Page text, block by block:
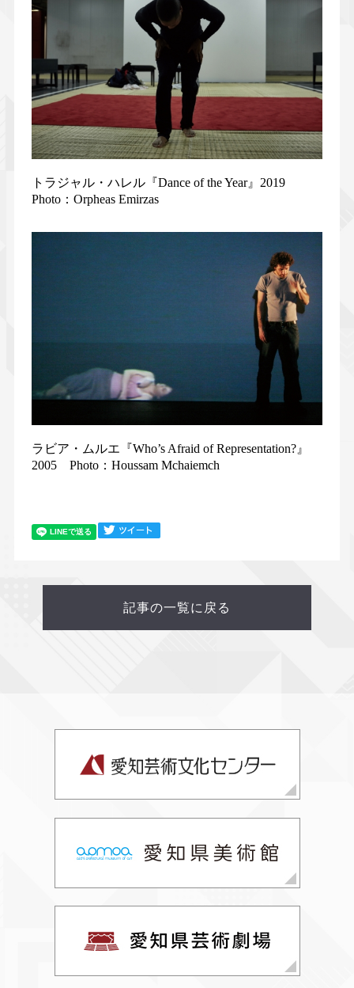
トラジャル・ハレル『Dance of the Year』2019
Photo：Orpheas Emirzas
ラビア・ムルエ『Who’s Afraid of Representation?』
2005 Photo：Houssam Mchaiemch
記事の一覧に戻る